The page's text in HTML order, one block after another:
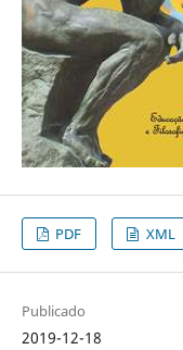
PDF XML
Publicado
2019-12-18